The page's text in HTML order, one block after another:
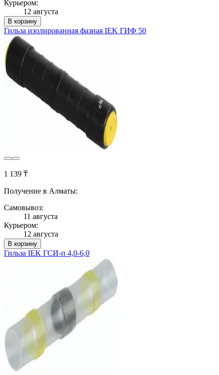
Курьером:
12 августа
В корзину
Гильза изолированная фазная IEK ГИФ 50
1 139 ₸
Получение в Алматы:
Самовывоз:
11 августа
Курьером:
12 августа
В корзину
Гильза IEK ГСИ-п 4,0-6,0